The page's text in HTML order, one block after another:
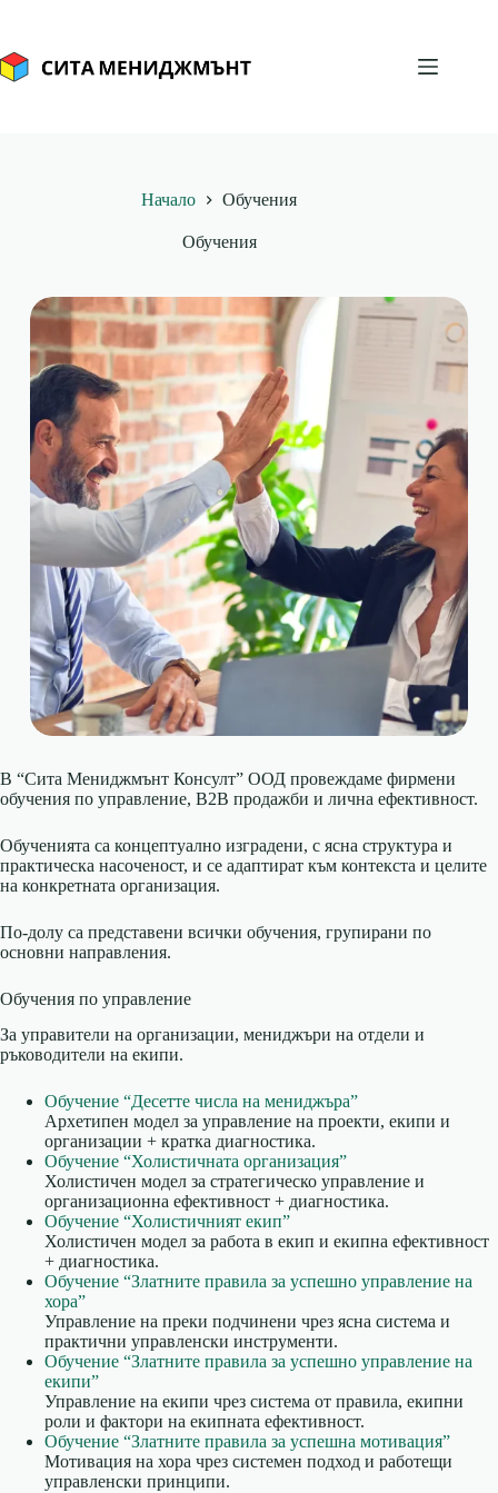
content
Начало Обучения
Обучения
В “Сита Мениджмънт Консулт” ООД провеждаме фирмени
обучения по управление, B2B продажби и лична ефективност.
Обученията са концептуално изградени, с ясна структура и
практическа насоченост, и се адаптират към контекста и целите
на конкретната организация.
По-долу са представени всички обучения, групирани по
основни направления.
Обучения по управление
За управители на организации, мениджъри на отдели и
ръководители на екипи.
Обучение “Десетте числа на мениджъра”
Архетипен модел за управление на проекти, екипи и
организации + кратка диагностика.
Обучение “Холистичната организация”
Холистичен модел за стратегическо управление и
организационна ефективност + диагностика.
Обучение “Холистичният екип”
Холистичен модел за работа в екип и екипна ефективност
+ диагностика.
Обучение “Златните правила за успешно управление на
хора”
Управление на преки подчинени чрез ясна система и
практични управленски инструменти.
Обучение “Златните правила за успешно управление на
екипи”
Управление на екипи чрез система от правила, екипни
роли и фактори на екипната ефективност.
Обучение “Златните правила за успешна мотивация”
Мотивация на хора чрез системен подход и работещи
управленски принципи.